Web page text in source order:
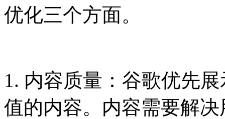
优化三个方面。
1. 内容质量：谷歌优先
值的内容。内容需要解